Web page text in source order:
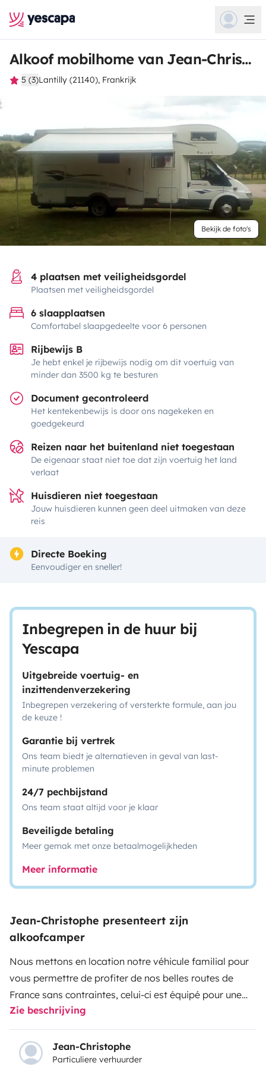
Alkoof mobilhome van Jean-Christophe
5 (3)Lantilly (21140), Frankrijk
Bekijk de foto's
4 plaatsen met veiligheidsgordel
Plaatsen met veiligheidsgordel
6 slaapplaatsen
Comfortabel slaapgedeelte voor 6 personen
Rijbewijs B
Je hebt enkel je rijbewijs nodig om dit voertuig van
minder dan 3500 kg te besturen
Document gecontroleerd
Het kentekenbewijs is door ons nagekeken en
goedgekeurd
Reizen naar het buitenland niet toegestaan
De eigenaar staat niet toe dat zijn voertuig het land
verlaat
Huisdieren niet toegestaan
Jouw huisdieren kunnen geen deel uitmaken van deze
reis
Directe Boeking
Eenvoudiger en sneller!
Inbegrepen in de huur bij
Yescapa
Uitgebreide voertuig- en
inzittendenverzekering
Inbegrepen verzekering of versterkte formule, aan jou
de keuze !
Garantie bij vertrek
Ons team biedt je alternatieven in geval van last-
minute problemen
24/7 pechbijstand
Ons team staat altijd voor je klaar
Beveiligde betaling
Meer gemak met onze betaalmogelijkheden
Meer informatie
Jean-Christophe presenteert zijn
alkoofcamper
Nous mettons en location notre véhicule familial pour
vous permettre de profiter de nos belles routes de
France sans contraintes, celui-ci est équipé pour une
famille de 5 personnes idéal avec des enfants ou entre
amis !!!
Nous mettons à disposition un guide de voyage, carte
routière.
Zie beschrijving
Jean-Christophe
Particuliere verhuurder